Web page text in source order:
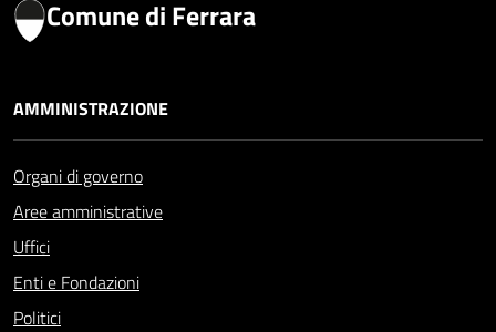
Comune di Ferrara
AMMINISTRAZIONE
Organi di governo
Aree amministrative
Uffici
Enti e Fondazioni
Politici